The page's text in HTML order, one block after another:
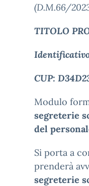
(D.M.66/
TITOLO
CUP:
Modulo
segreterie
del
Si porta a
prenderà
segreterie